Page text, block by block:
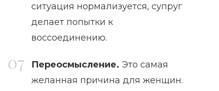
ситуация нормализуется, супруг
делает попытки к
воссоединению.
Переосмысление. Это самая
желанная причина для женщин.